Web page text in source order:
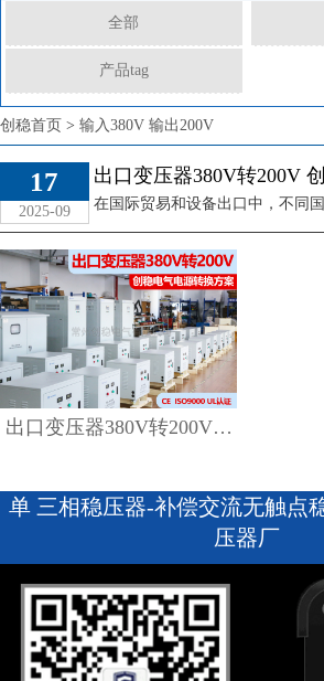
全部
产品tag
创稳首页 > 输入380V 输出200V
17
2025-09
出口变压器380V转200V 创稳电气电源转换方案
出口变压器380V转
换方案
查看详情
单 三相稳压器-补偿交流无触点
压器厂